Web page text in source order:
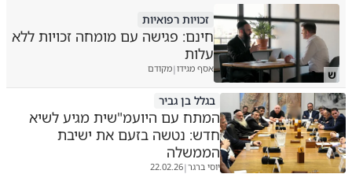
ש
זכויות רפואיות
חינם: פגישה עם מומחה זכויות ללא
עלות
אסף מגידו|מקודם
בגלל בן גביר
המתח עם היועמ"שית מגיע לשיא
חדש: נטשה בזעם את ישיבת
הממשלה
יוסי ברגר|
22.02.26